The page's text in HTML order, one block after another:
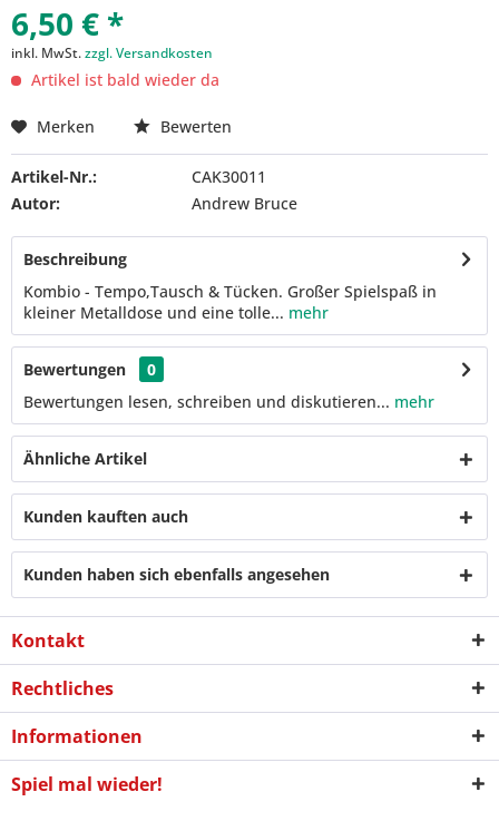
6,50 € *
inkl. MwSt.zzgl. Versandkosten
Artikel ist bald wieder da
Merken Bewerten
Artikel-Nr.:
CAK30011
Autor:
Andrew Bruce
Beschreibung
Kombio - Tempo,Tausch & Tücken. Großer Spielspaß in
kleiner Metalldose und eine tolle... mehr
Bewertungen
0
Bewertungen lesen, schreiben und diskutieren... mehr
Ähnliche Artikel
Kunden kauften auch
Kunden haben sich ebenfalls angesehen
Kontakt
Rechtliches
Informationen
Spiel mal wieder!